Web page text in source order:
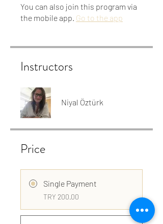
You can also join this program via
the mobile app. Go to the app
Instructors
Niyal Öztürk
Price
Single Payment
TRY 200.00